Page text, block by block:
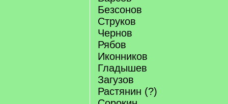
Безсонов
Струков
Чернов
Рябов
Иконников
Гладышев
Загузов
Растянин (?)